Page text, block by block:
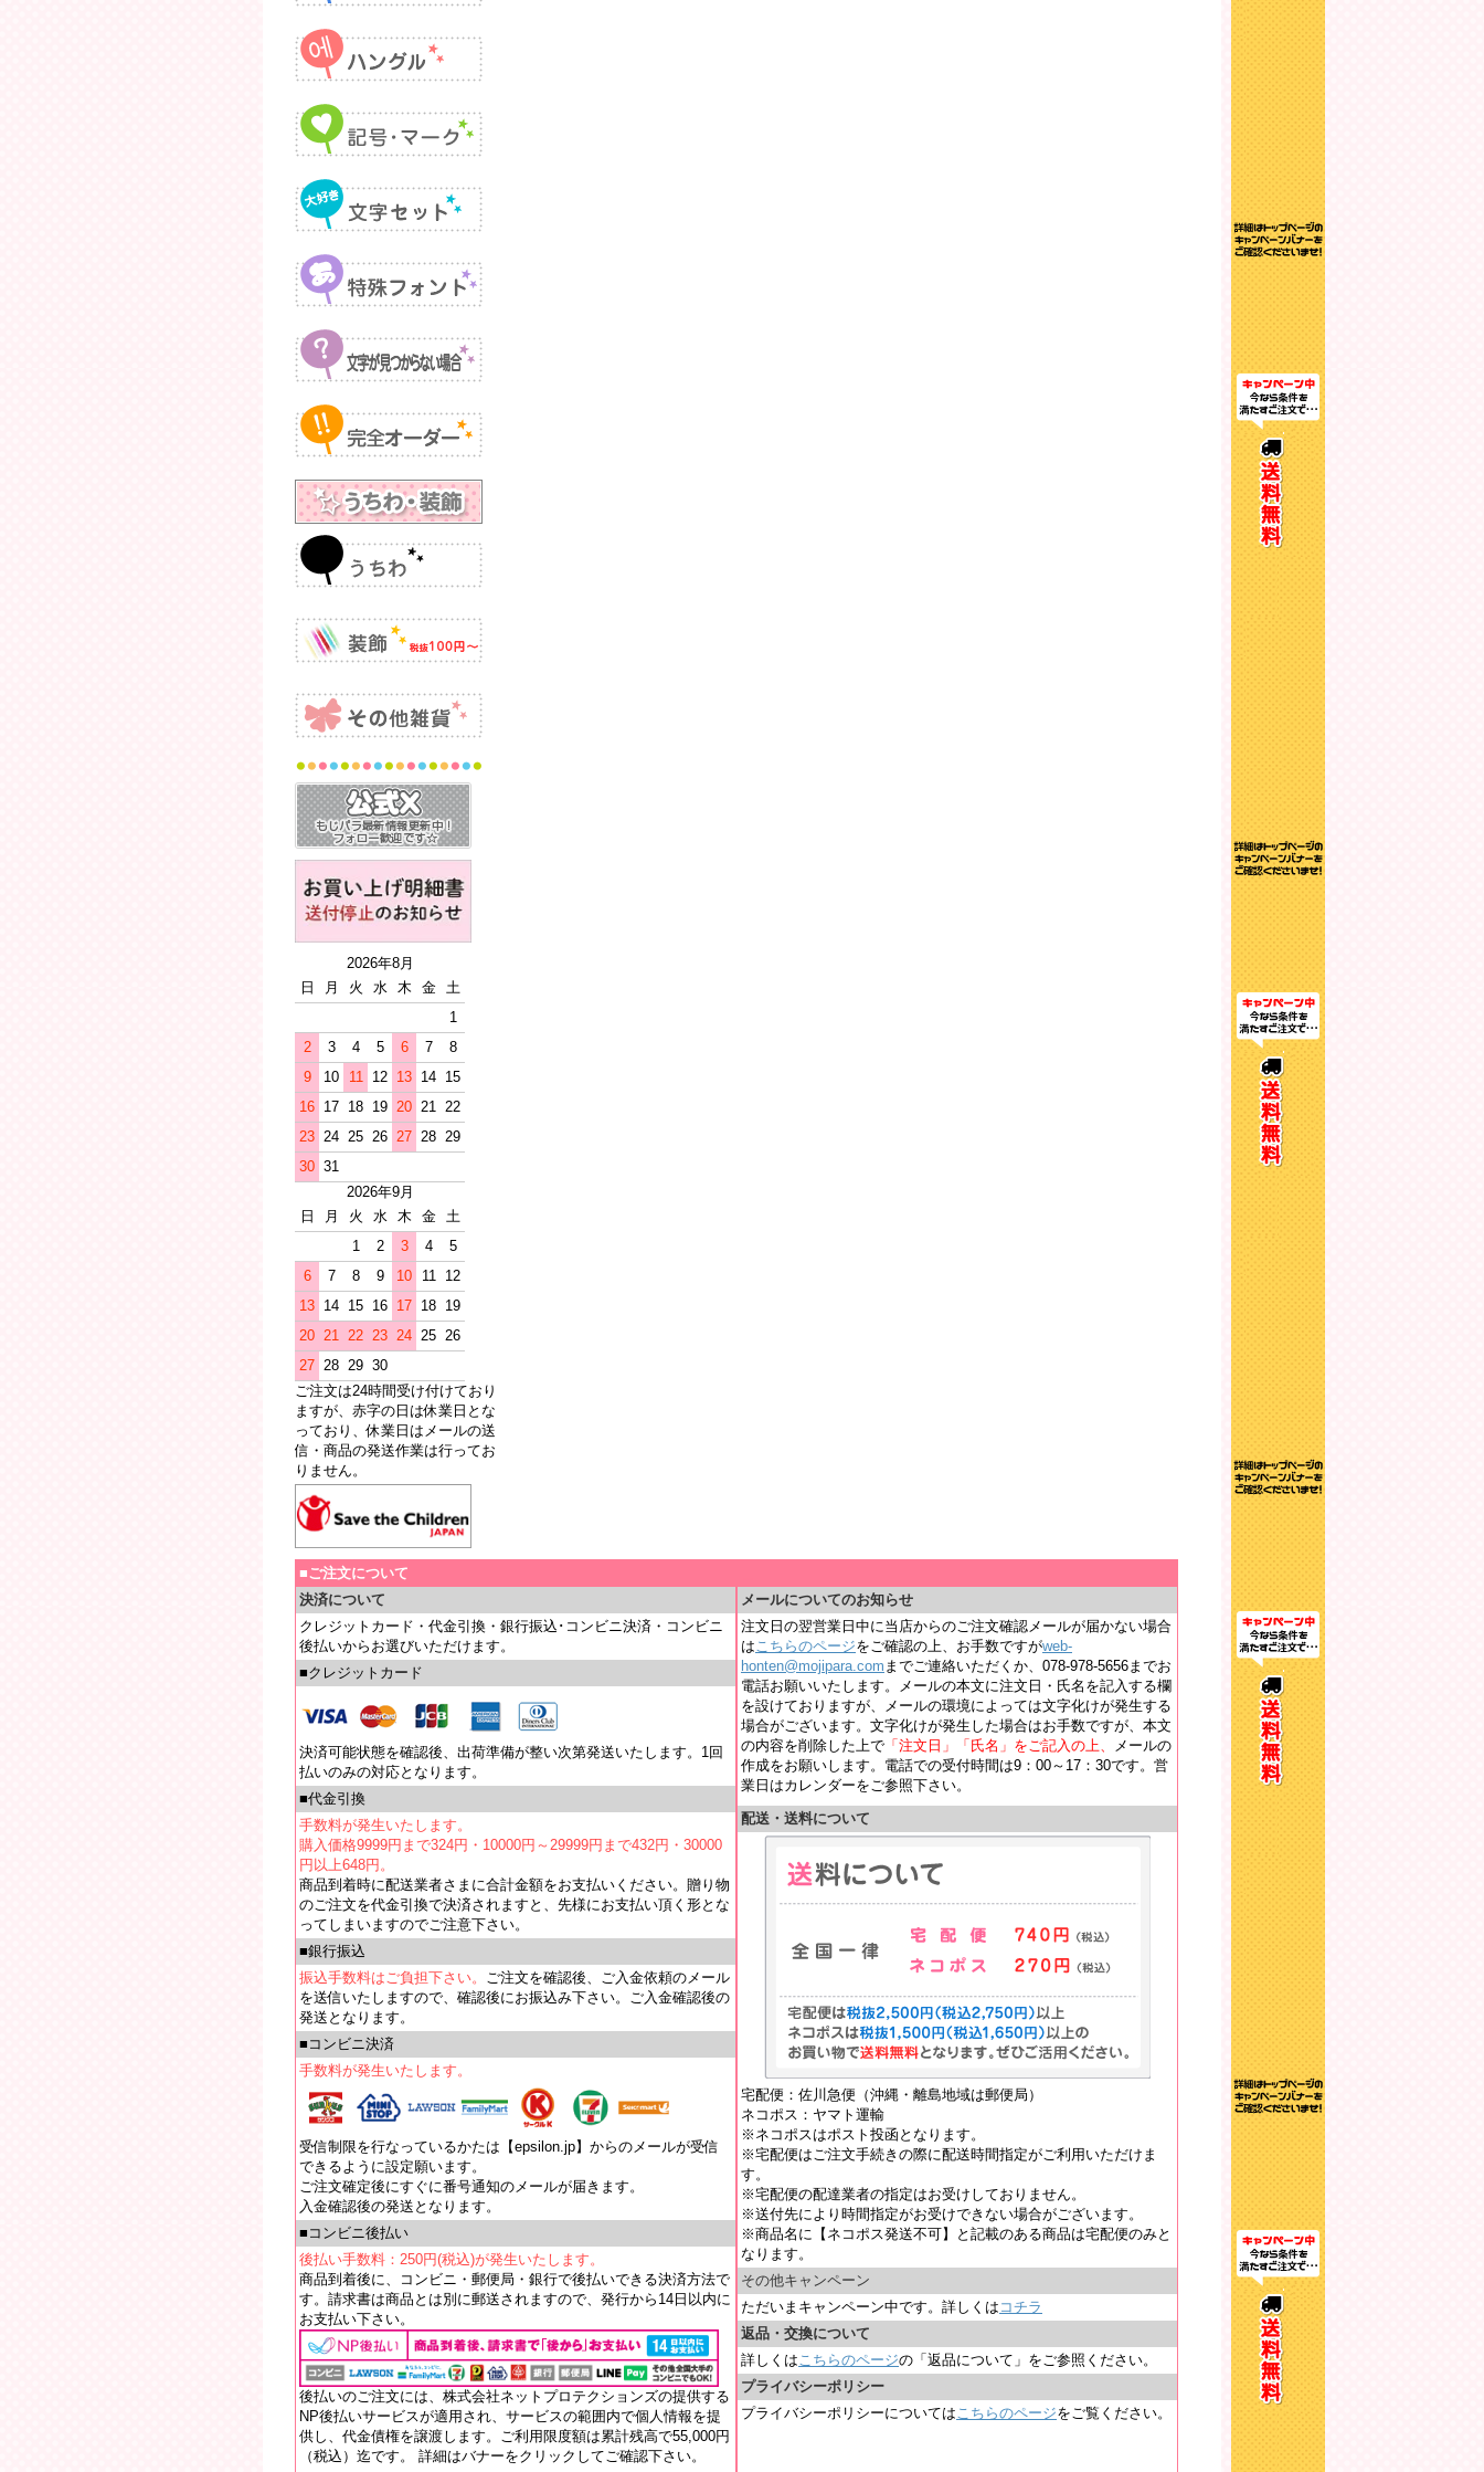
2026年8月
日
月 火 水 木 金
土
1
2
3 4 5 6 7
8
9
10 11 12 13 14 15
16 17 18 19 20 21 22
23 24 25 26 27 28 29
30 31
2026年9月
日
月 火 水 木 金
土
1
2 3 4
5
6
7 8 9 10 11
12
13 14 15 16 17 18 19
20 21 22 23 24 25 26
27 28 29 30
ご注文は24時間受け付けており
ますが、赤字の日は休業日とな
っており、休業日はメールの送
信・商品の発送作業は行ってお
りません。
■ご注文について
決済について
クレジットカード・代金引換・銀行振込･コンビニ決済・コンビニ
後払いからお選びいただけます。
■クレジットカード
決済可能状態を確認後、出荷準備が整い次第発送いたします。1回
払いのみの対応となります。
■代金引換
手数料が発生いたします。
購入価格9999円まで324円・10000円～29999円まで432円・30000
円以上648円。
商品到着時に配送業者さまに合計金額をお支払いください。贈り物
のご注文を代金引換で決済されますと、先様にお支払い頂く形とな
ってしまいますのでご注意下さい。
■銀行振込
振込手数料はご負担下さい。 ご注文を確認後、ご入金依頼のメール
を送信いたしますので、確認後にお振込み下さい。ご入金確認後の
発送となります。
■コンビニ決済
手数料が発生いたします。
受信制限を行なっているかたは【epsilon.jp】からのメールが受信
できるように設定願います。
ご注文確定後にすぐに番号通知のメールが届きます。
入金確認後の発送となります。
■コンビニ後払い
後払い手数料：250円(税込)が発生いたします。
商品到着後に、コンビニ・郵便局・銀行で後払いできる決済方法で
す。請求書は商品とは別に郵送されますので、発行から14日以内に
お支払い下さい。
後払いのご注文には、株式会社ネットプロテクションズの提供する
NP後払いサービスが適用され、サービスの範囲内で個人情報を提
供し、代金債権を譲渡します。ご利用限度額は累計残高で55,000円
（税込）迄です。 詳細はバナーをクリックしてご確認下さい。
メールについてのお知らせ
注文日の翌営業日中に当店からのご注文確認メールが届かない場合
はこちらのページをご確認の上、お手数ですがweb-
honten@mojipara.com までご連絡いただくか、078-978-5656までお
電話お願いいたします。メールの本文に注文日・氏名を記入する欄
を設けておりますが、メールの環境によっては文字化けが発生する
場合がございます。文字化けが発生した場合はお手数ですが、本文
の内容を削除した上で 「注文日」「氏名」をご記入の上、
メールの
作成をお願いします。電話での受付時間は9：00～17：30です。営
業日はカレンダーをご参照下さい。
配送・送料について
宅配便：佐川急便（沖縄・離島地域は郵便局）
ネコポス：ヤマト運輸
※ネコポスはポスト投函となります。
※宅配便はご注文手続きの際に配送時間指定がご利用いただけま
す。
※宅配便の配達業者の指定はお受けしておりません。
※送付先により時間指定がお受けできない場合がございます。
※商品名に【ネコポス発送不可】と記載のある商品は宅配便のみと
なります。
その他キャンペーン
ただいまキャンペーン中です。詳しくは コチラ
返品・交換について
詳しくはこちらのページの「返品について」をご参照ください。
プライバシーポリシー
プライバシーポリシーについてはこちらのページをご覧ください。